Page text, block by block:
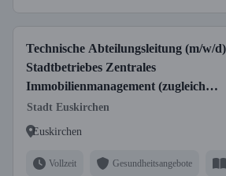
Technische Abteilungsleitung (m/w/
Stadtbetriebes Zentrales
Immobilienmanagement (zugleich
stellvertretende Betriebsleitung)
Stadt Euskirchen
Euskirchen
Vollzeit Gesundheitsangebote